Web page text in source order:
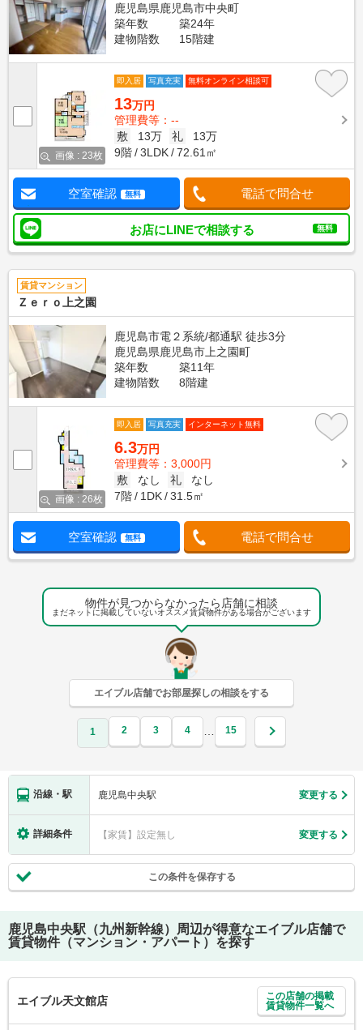
鹿児島県鹿児島市中央町
築年数
築24年
建物階数
15階建
画像 : 23枚
即入居 写真充実 無料オンライン相談可
13万円
管理費等：--
敷
13万 礼
13万
9階
3LDK 72.61㎡
空室確認 無料 電話で問合せ
お店にLINEで相談する 無料
賃貸マンション
Ｚｅｒｏ上之園
鹿児島市電２系統/都通駅 徒歩3分
鹿児島県鹿児島市上之園町
築年数
築11年
建物階数
8階建
画像 : 26枚
即入居 写真充実 インターネット無料
6.3万円
管理費等：3,000円
敷
なし 礼
なし
7階
1DK 31.5㎡
空室確認 無料 電話で問合せ
物件が見つからなかったら店舗に相談
まだネットに掲載していないオススメ賃貸物件がある場合がございます
エイブル店舗でお部屋探しの相談をする
1 2 3 4 … 15
沿線・駅 鹿児島中央駅 変更する
詳細条件 【家賃】設定無し 変更する
この条件を保存する
鹿児島中央駅（九州新幹線）
周辺が得意なエイブル店舗で
賃貸物件（マンション・アパート）を探す
エイブル天文館店
この店舗の掲載
賃貸物件一覧へ